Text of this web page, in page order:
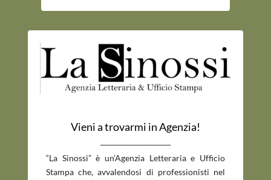
Vieni a trovarmi in Agenzia!
“La Sinossi” è un’Agenzia Letteraria e Ufficio
Stampa che, avvalendosi di professionisti nel